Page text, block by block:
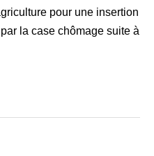
pour une insertion
la case chômage suite à